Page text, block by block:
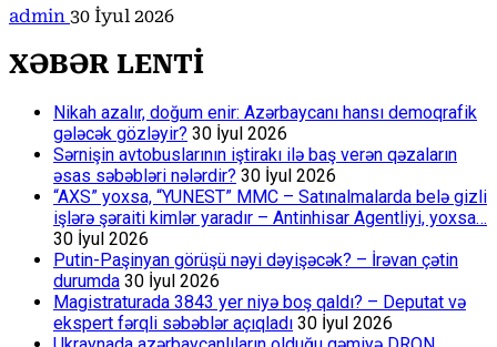
admin 30 İyul 2026
XƏBƏR LENTİ
Nikah azalır, doğum enir: Azərbaycanı hansı demoqrafik
gələcək gözləyir? 30 İyul 2026
Sərnişin avtobuslarının iştirakı ilə baş verən qəzaların
əsas səbəbləri nələrdir? 30 İyul 2026
“AXS” yoxsa, “YUNEST” MMC – Satınalmalarda belə gizli
işlərə şəraiti kimlər yaradır – Antinhisar Agentliyi, yoxsa…
30 İyul 2026
Putin-Paşinyan görüşü nəyi dəyişəcək? – İrəvan çətin
durumda 30 İyul 2026
Magistraturada 3843 yer niyə boş qaldı? – Deputat və
ekspert fərqli səbəblər açıqladı 30 İyul 2026